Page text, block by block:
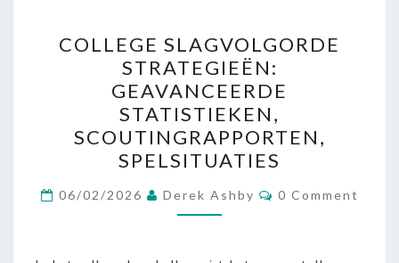
SLAGVOLGORDE
STRATEGIEËN:
GEAVANCEERDE
STATISTIEKEN,
SCOUTINGRAPPORTEN,
SPELSITUATIES
COLLEGE SLAGVOLGORDE
STRATEGIEËN:
GEAVANCEERDE
STATISTIEKEN,
SCOUTINGRAPPORTEN,
SPELSITUATIES
06/02/2026 Derek Ashby Comments
0 Comment